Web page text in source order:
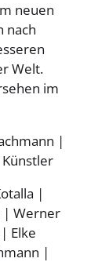
neuen
nach
Welt.
im
|
|
| Werner
Elke
|